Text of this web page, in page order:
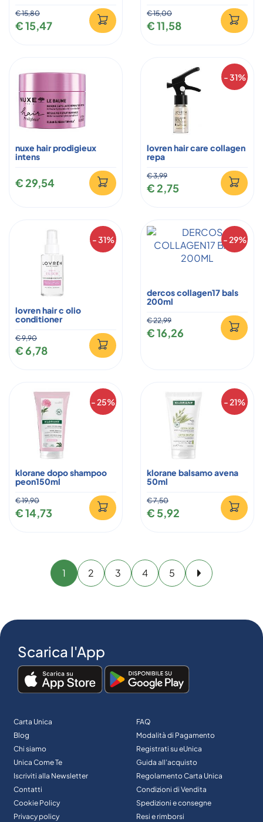
€ 15,80
€ 15,47
€ 15,00
€ 11,58
nuxe hair prodigieux
intens
€ 29,54
- 31%
lovren hair care collagen
repa
€ 3,99
€ 2,75
- 31%
lovren hair c olio
conditioner
€ 9,90
€ 6,78
- 29%
dercos collagen17 bals
200ml
€ 22,99
€ 16,26
- 25%
klorane dopo shampoo
peon150ml
€ 19,90
€ 14,73
- 21%
klorane balsamo avena
50ml
€ 7,50
€ 5,92
1 2 3 4 5 Avanti
Scarica l'App
Carta Unica
Blog
Chi siamo
Unica Come Te
Iscriviti alla Newsletter
Contatti
Cookie Policy
Privacy policy
FAQ
Modalità di Pagamento
Registrati su eUnica
Guida all’acquisto
Regolamento Carta Unica
Condizioni di Vendita
Spedizioni e consegne
Resi e rimborsi